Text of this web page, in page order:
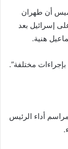
أن طهران
إسرائيل بعد
هنية.
مختلفة”.
أداء الرئيس